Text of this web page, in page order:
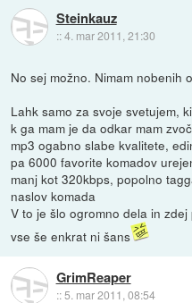
Steinkauz
::4. mar 2011, 21:30
No sej možno. Nimam nobenih
Lahk samo za svoje svetujem,
k ga mam je da odkar mam
mp3 ogabno slabe kvalitete,
pa 6000 favorite komadov
manj kot 320kbps, popolno
naslov komada
V to je šlo ogromno dela in
vse še enkrat ni šans
GrimReaper
::5. mar 2011, 08:54